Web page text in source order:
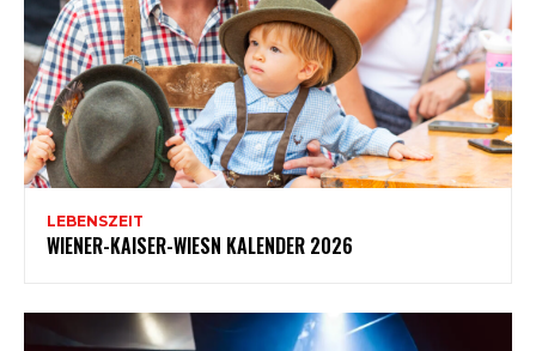
LEBENSZEIT
WIENER-KAISER-WIESN KALENDER 2026